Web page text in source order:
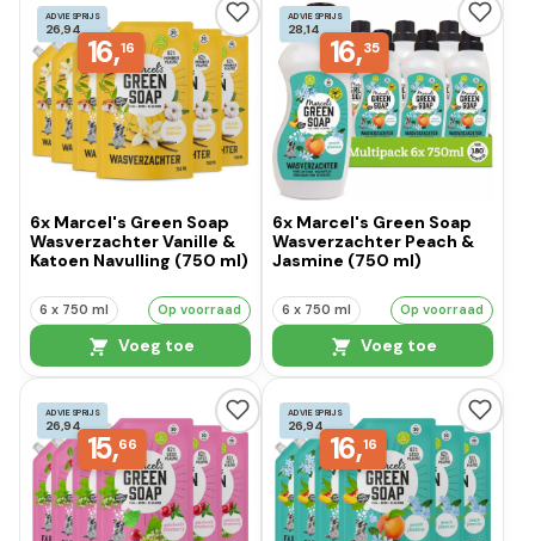
ADVIESPRIJS
26,94
16,16
6x Marcel's Green Soap
Wasverzachter Vanille &
Katoen Navulling (750 ml)
6 x 750 ml Op voorraad
Voeg toe
ADVIESPRIJS
28,14
16,35
6x Marcel's Green Soap
Wasverzachter Peach &
Jasmine (750 ml)
6 x 750 ml Op voorraad
Voeg toe
ADVIESPRIJS
26,94
15,66
ADVIESPRIJS
26,94
16,16